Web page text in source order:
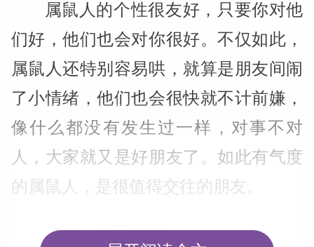
属鼠人的个性很友好，只要你对他
们好，他们也会对你很好。不仅如此，
属鼠人还特别容易哄，就算是朋友间闹
了小情绪，他们也会很快就不计前嫌，
像什么都没有发生过一样，对事不对
人，大家就又是好朋友了。如此有气度
的属鼠人，是很值得交往的朋友。
属虎：从不计较